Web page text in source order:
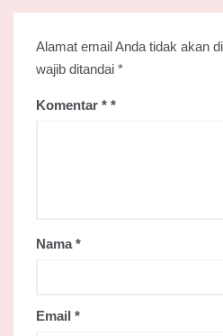
Alamat email Anda tidak akan
wajib ditandai *
Komentar *
Nama*
Email *